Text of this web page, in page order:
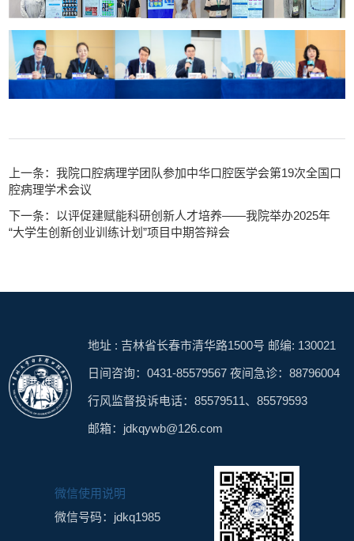
上一条：我院口腔病理学团队参加中华口腔医学会第19次全国口
腔病理学术会议
下一条：以评促建赋能科研创新人才培养——我院举办2025年
“大学生创新创业训练计划”项目中期答辩会
地址 : 吉林省长春市清华路1500号 邮编: 130021
日间咨询：0431-85579567 夜间急诊：88796004
行风监督投诉电话：85579511、85579593
邮箱：jdkqywb@126.com
微信使用说明
微信号码：jdkq1985